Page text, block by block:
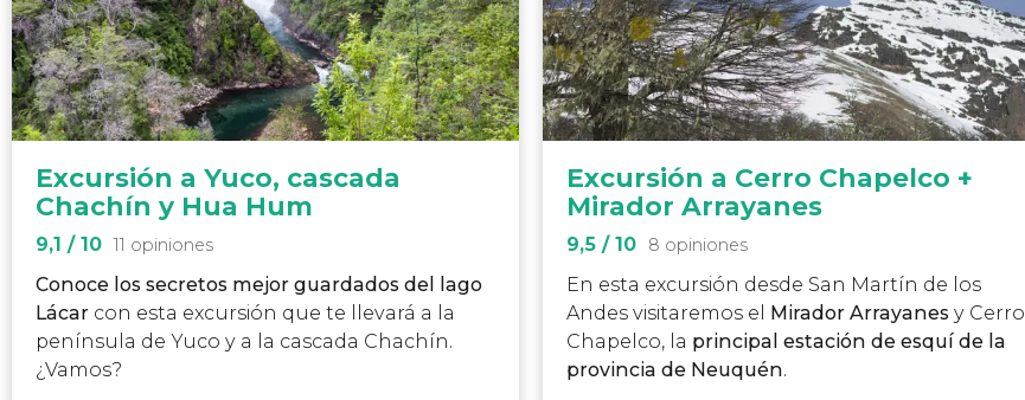
Excursión a Yuco, cascada
Chachín y Hua Hum
9,1/ 10 11 opiniones
Conoce los secretos mejor guardados del lago
Lácar con esta excursión que te llevará a la
península de Yuco y a la cascada Chachín.
¿Vamos?
Excursión a Cerro Chapelco +
Mirador Arrayanes
9,5 / 10 8 opiniones
En esta excursión desde San Martín de los
Andes visitaremos el Mirador Arrayanes y Cerro
Chapelco, la principal estación de esquí de la
provincia de Neuquén.